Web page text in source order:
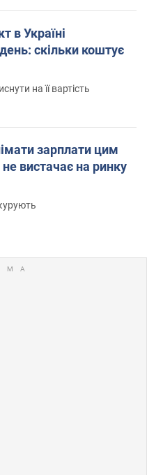
в Україні
скільки коштує
на її вартість
зарплати цим
вистачає на ринку